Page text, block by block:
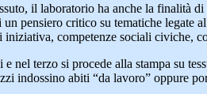
il laboratorio ha anche la finalità
pensiero critico su tematiche legate
competenze sociali civiche,
terzo si procede alla stampa su
indossino abiti “da lavoro” oppure